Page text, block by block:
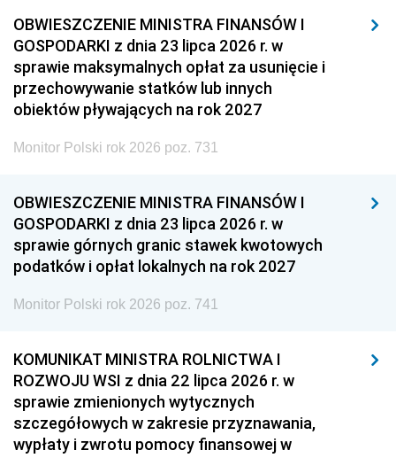
OBWIESZCZENIE MINISTRA FINANSÓW I
GOSPODARKI z dnia 23 lipca 2026 r. w
sprawie maksymalnych opłat za usunięcie i
przechowywanie statków lub innych
obiektów pływających na rok 2027
Monitor Polski rok 2026 poz. 731
OBWIESZCZENIE MINISTRA FINANSÓW I
GOSPODARKI z dnia 23 lipca 2026 r. w
sprawie górnych granic stawek kwotowych
podatków i opłat lokalnych na rok 2027
Monitor Polski rok 2026 poz. 741
KOMUNIKAT MINISTRA ROLNICTWA I
ROZWOJU WSI z dnia 22 lipca 2026 r. w
sprawie zmienionych wytycznych
szczegółowych w zakresie przyznawania,
wypłaty i zwrotu pomocy finansowej w